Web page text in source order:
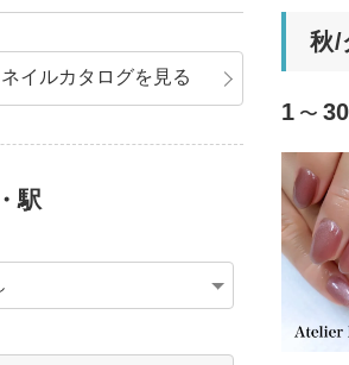
秋/
1 〜 30
イルカタログを見る
駅